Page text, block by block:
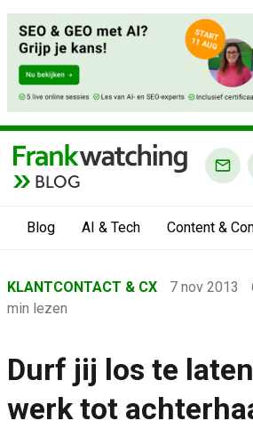
BLOG
Blog AI & Tech Content &
›
Klantcontact & CX
›
KLANTCONTACT & CX 7 nov 2013
min lezen
Durf jij los te
werk tot